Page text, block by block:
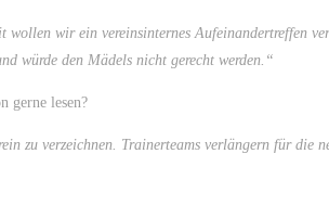
wir ein vereinsinternes Aufeinandertreffen
würde den Mädels nicht gerecht werden.“
gerne lesen?
zu verzeichnen. Trainerteams verlängern für die